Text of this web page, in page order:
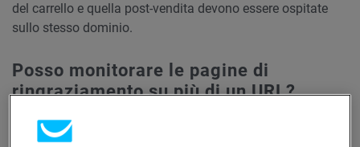
del carrello e quella post-vendita devono essere ospitate
sullo stesso dominio.
Posso monitorare le pagine di
ringraziamento su più di un URL?
Puoi monitorare varie pagine di ringraziamento all’interno